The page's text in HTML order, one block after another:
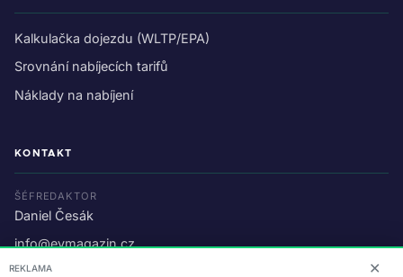
Kalkulačka dojezdu (WLTP/EPA)
Srovnání nabíjecích tarifů
Náklady na nabíjení
KONTAKT
ŠÉFREDAKTOR
Daniel Česák
info@evmagazin.cz
O nás
REKLAMA ✕